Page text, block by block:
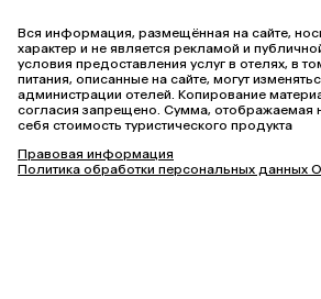
Вся информация, размещённая на сайте,
характер и не является рекламой и
условия предоставления услуг в отелях, в
питания, описанные на сайте, могут
администрации отелей. Копирование
согласия запрещено. Сумма, отображаемая
себя стоимость туристического продукта
Правовая информация
Политика обработки персональных данных